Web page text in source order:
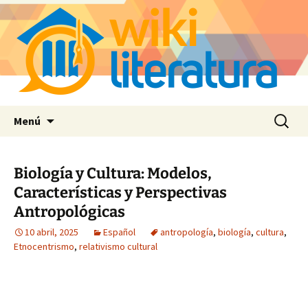
Menú Buscar:
Biología y Cultura: Modelos,
Características y Perspectivas
Antropológicas
10 abril, 2025 Español antropología, biología, cultura,
Etnocentrismo, relativismo cultural